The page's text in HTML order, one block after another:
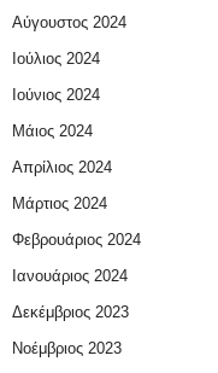
Αύγουστος 2024
Ιούλιος 2024
Ιούνιος 2024
Μάιος 2024
Απρίλιος 2024
Μάρτιος 2024
Φεβρουάριος 2024
Ιανουάριος 2024
Δεκέμβριος 2023
Νοέμβριος 2023